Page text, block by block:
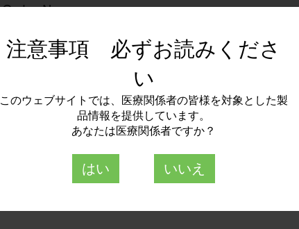
注意事項 必ずお読みくださ
い
このウェブサイトでは、医療関係者の皆様を対象とした製
品情報を提供しています。
あなたは医療関係者ですか？
はい いいえ
Order No.
FR 2668-1005 G
FR 2668-1010 G